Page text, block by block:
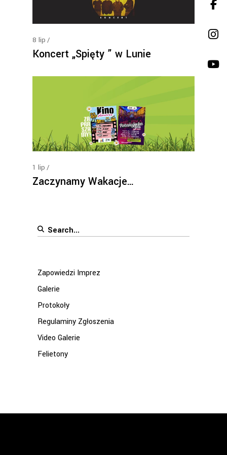
8 lip
Koncert „Spięty ” w Lunie
1 lip
Zaczynamy Wakacje…
Search
Zapowiedzi Imprez
Galerie
Protokoły
Regulaminy Zgłoszenia
Video Galerie
Felietony